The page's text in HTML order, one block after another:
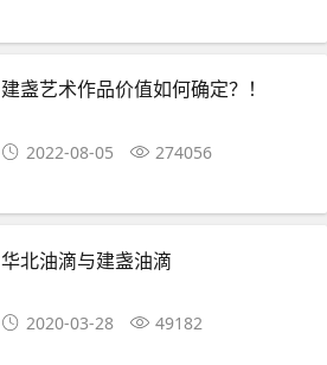
建盏艺术作品价值如何确定？！
2022-08-05 274056
华北油滴与建盏油滴
2020-03-28 49182